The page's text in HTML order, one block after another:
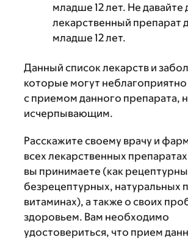
младше 12 лет. Не давайте
лекарственный препарат
младше 12 лет.
Данный список лекарств и
которые могут неблагоприятно
с приемом данного препарата,
исчерпывающим.
Расскажите своему врачу и
всех лекарственных
вы принимаете (как
безрецептурных, натуральных
витаминах), а также о своих
здоровьем. Вам необходимо
удостовериться, что прием